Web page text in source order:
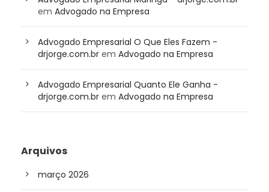
em Advogado na Empresa
Advogado Empresarial O Que Eles Fazem -
drjorge.com.br em Advogado na Empresa
Advogado Empresarial Quanto Ele Ganha -
drjorge.com.br em Advogado na Empresa
Arquivos
março 2026